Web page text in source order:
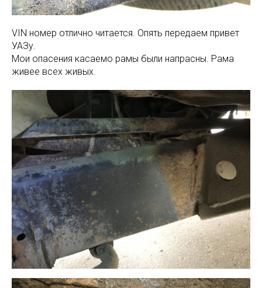
VIN номер отлично читается. Опять передаем привет
УАЗу.
Мои опасения касаемо рамы были напрасны. Рама
живее всех живых.